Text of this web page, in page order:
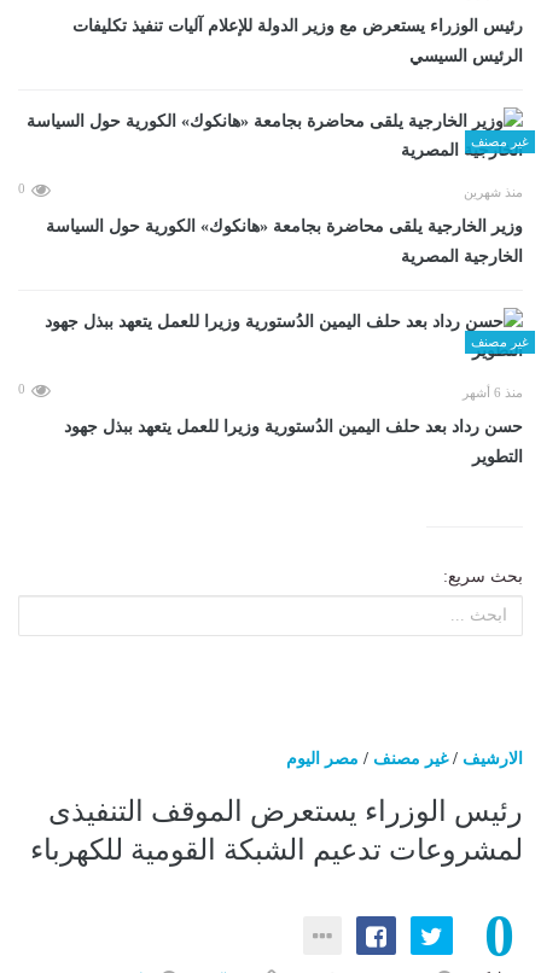
رئيس الوزراء يستعرض مع وزير الدولة للإعلام آليات تنفيذ تكليفات
الرئيس السيسي
غير مصنف
منذ شهرين 0
وزير الخارجية يلقى محاضرة بجامعة «هانكوك» الكورية حول السياسة
الخارجية المصرية
غير مصنف
منذ 6 أشهر 0
حسن رداد بعد حلف اليمين الدُستورية وزيرا للعمل يتعهد ببذل جهود
التطوير
بحث سريع:
الارشيف /غير مصنف / مصر اليوم
رئيس الوزراء يستعرض الموقف التنفيذى
لمشروعات تدعيم الشبكة القومية للكهرباء
0